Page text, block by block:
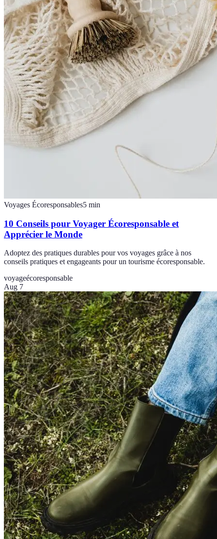
Voyages Écoresponsables5 min
10 Conseils pour Voyager Écoresponsable et
Apprécier le Monde
Adoptez des pratiques durables pour vos voyages grâce à nos
conseils pratiques et engageants pour un tourisme écoresponsable.
voyageécoresponsable
Aug 7